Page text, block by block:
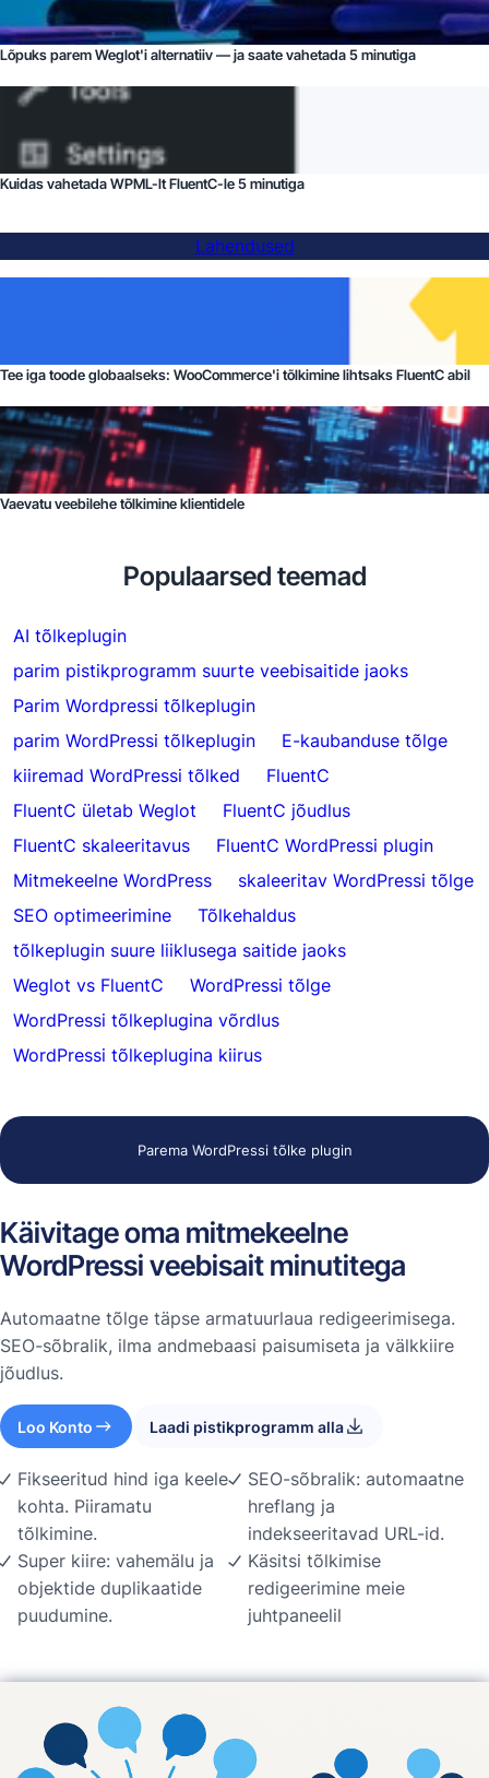
Lõpuks parem Weglot'i alternatiiv — ja saate vahetada 5 minutiga
Kuidas vahetada WPML-lt FluentC-le 5 minutiga
Lahendused
Tee iga toode globaalseks: WooCommerce'i tõlkimine lihtsaks FluentC abil
Vaevatu veebilehe tõlkimine klientidele
Populaarsed teemad
AI tõlkeplugin
parim pistikprogramm suurte veebisaitide jaoks
Parim Wordpressi tõlkeplugin
parim WordPressi tõlkeplugin
E-kaubanduse tõlge
kiiremad WordPressi tõlked
FluentC
FluentC ületab Weglot
FluentC jõudlus
FluentC skaleeritavus
FluentC WordPressi plugin
Mitmekeelne WordPress
skaleeritav WordPressi tõlge
SEO optimeerimine
Tõlkehaldus
tõlkeplugin suure liiklusega saitide jaoks
Weglot vs FluentC
WordPressi tõlge
WordPressi tõlkeplugina võrdlus
WordPressi tõlkeplugina kiirus
Parema WordPressi tõlke plugin
Käivitage oma mitmekeelne
WordPressi veebisait minutitega
Automaatne tõlge täpse armatuurlaua redigeerimisega.
SEO-sõbralik, ilma andmebaasi paisumiseta ja välkkiire
jõudlus.
Loo Konto Laadi pistikprogramm alla
Fikseeritud hind iga keele
kohta. Piiramatu
tõlkimine.
Super kiire: vahemälu ja
objektide duplikaatide
puudumine.
SEO-sõbralik: automaatne
hreflang ja
indekseeritavad URL-id.
Käsitsi tõlkimise
redigeerimine meie
juhtpaneelil